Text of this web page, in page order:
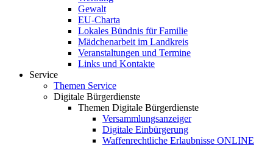
Gewalt
EU-Charta
Lokales Bündnis für Familie
Mädchenarbeit im Landkreis
Veranstaltungen und Termine
Links und Kontakte
Service
Themen Service
Digitale Bürgerdienste
Themen Digitale Bürgerdienste
Versammlungsanzeiger
Digitale Einbürgerung
Waffenrechtliche Erlaubnisse ONLINE